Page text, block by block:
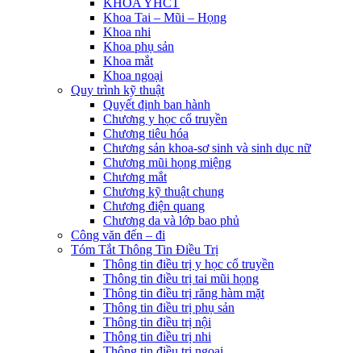
Khoa Tai – Mũi – Họng
Khoa nhi
Khoa phụ sản
Khoa mắt
Khoa ngoại
Quy trình kỹ thuật
Quyết định ban hành
Chương y học cổ truyền
Chương tiêu hóa
Chương sản khoa-sơ sinh và sinh dục nữ
Chương mũi họng miệng
Chương mắt
Chương kỹ thuật chung
Chương điện quang
Chương da và lớp bao phủ
Công văn đến – đi
Tóm Tắt Thông Tin Điều Trị
Thông tin điều trị y học cổ truyền
Thông tin điều trị tai mũi họng
Thông tin điều trị răng hàm mặt
Thông tin điều trị phụ sản
Thông tin điều trị nội
Thông tin điều trị nhi